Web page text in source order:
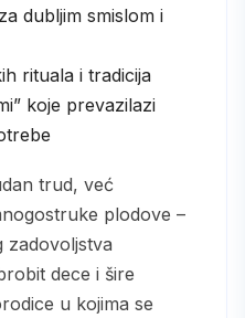
dubljim smislom i
rituala i tradicija
koje prevazilazi
plodove –
zadovoljstva
dece i šire
u kojima se